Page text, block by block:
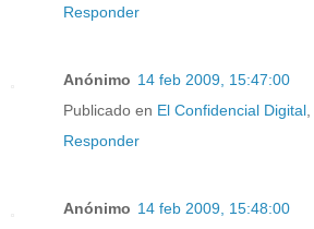
Responder
Anónimo 14 feb 2009, 15:47:00
Publicado en El Confidencial Digital
Responder
Anónimo 14 feb 2009, 15:48:00